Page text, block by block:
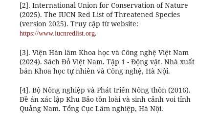
[2]. International Union for Conservation of Nature
(2025). The IUCN Red List of Threatened Species
(version 2025). Truy cập từ website:
https://www.iucnredlist.org.
[3]. Viện Hàn lâm Khoa học và Công nghệ Việt Nam
(2024). Sách Đỏ Việt Nam. Tập 1 - Động vật. Nhà xuất
bản Khoa học tự nhiên và Công nghệ, Hà Nội.
[4]. Bộ Nông nghiệp và Phát triển Nông thôn (2016).
Đề án xác lập Khu Bảo tồn loài và sinh cảnh voi tỉnh
Quảng Nam. Tổng Cục Lâm nghiệp, Hà Nội.